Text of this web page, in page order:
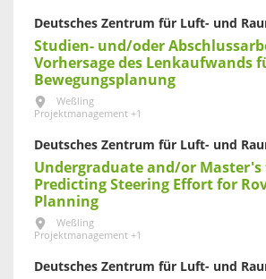
Deutsches Zentrum für Luft- und
Studien- und/oder
Vorhersage des Lenkaufwands
Bewegungsplanung
Weßling
Projektmanagement +1
Deutsches Zentrum für Luft- und
Undergraduate and/or
Predicting Steering Effort for
Planning
Weßling
Projektmanagement +1
Deutsches Zentrum für Luft- und